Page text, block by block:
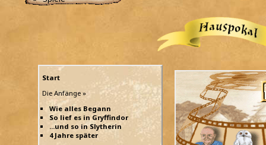
Start
Die Anfänge »
Wie alles Begann
So lief es in Gryffindor
...und so in Slytherin
4 Jahre später